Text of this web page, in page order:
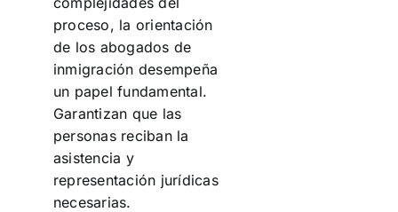
proceso, la orientación
de los abogados de
inmigración desempeña
un papel fundamental.
Garantizan que las
personas reciban la
asistencia y
representación jurídicas
necesarias.